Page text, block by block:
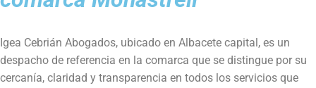
Igea Cebrián Abogados, ubicado en Albacete capital, es un
despacho de referencia en la comarca que se distingue por su
cercanía, claridad y transparencia en todos los servicios que